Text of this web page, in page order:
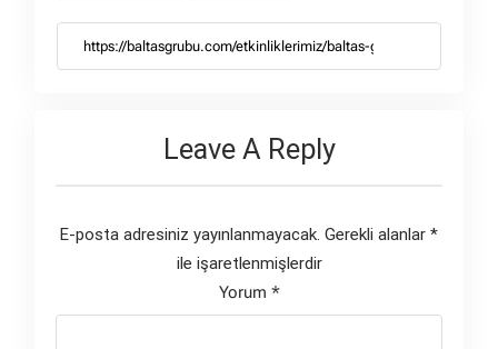
Leave A Reply
E-posta adresiniz yayınlanmayacak. Gerekli alanlar *
ile işaretlenmişlerdir
Yorum *